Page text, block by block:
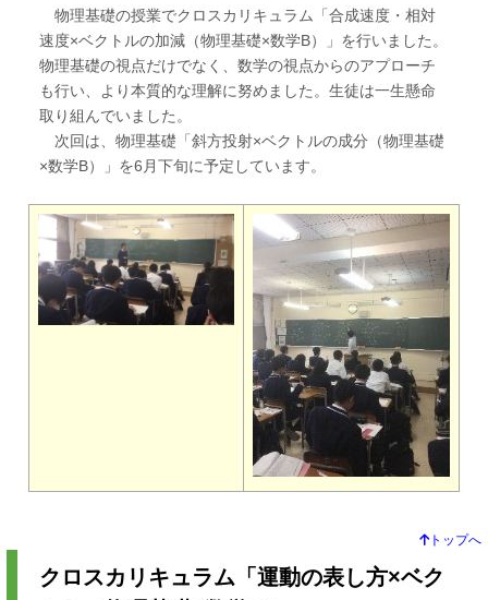
物理基礎の授業でクロスカリキュラム「合成速度・相対
速度×ベクトルの加減（物理基礎×数学B）」を行いました。
物理基礎の視点だけでなく、数学の視点からのアプローチ
も行い、より本質的な理解に努めました。生徒は一生懸命
取り組んでいました。
次回は、物理基礎「斜方投射×ベクトルの成分（物理基礎
×数学B）」を6月下旬に予定しています。
トップへ
クロスカリキュラム「運動の表し方×ベク